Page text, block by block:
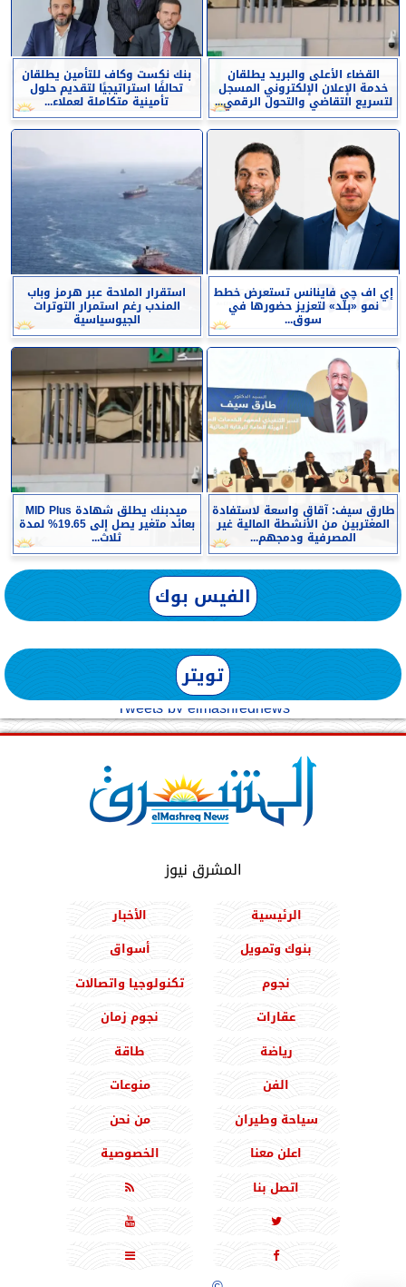
القضاء الأعلى والبريد يطلقان
خدمة الإعلان الإلكتروني المسجل
لتسريع التقاضي والتحول الرقمي...
بنك نكست وكاف للتأمين يطلقان
تحالفًا استراتيجيًا لتقديم حلول
تأمينية متكاملة لعملاء...
إي اف چي فاينانس تستعرض خطط
نمو «بلد» لتعزيز حضورها في
سوق...
استقرار الملاحة عبر هرمز وباب
المندب رغم استمرار التوترات
الجيوسياسية
طارق سيف: آقاق واسعة لاستفادة
المغتربين من الأنشطة المالية غير
المصرفية ودمجهم...
ميدبنك يطلق شهادة MID Plus
بعائد متغير يصل إلى 19.65% لمدة
ثلاث...
الفيس بوك
تويتر
Tweets by elmashreqnews
المشرق نيوز
الرئيسية
الأخبار
بنوك وتمويل
أسواق
نجوم
تكنولوجيا واتصالات
عقارات
نجوم زمان
رياضة
طاقة
الفن
منوعات
سياحة وطيران
من نحن
اعلن معنا
الخصوصية
اتصل بنا




